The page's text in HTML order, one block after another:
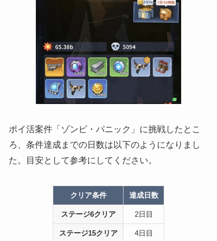
ポイ活案件「ゾンビ・パニック」に挑戦したとこ
ろ、条件達成までの日数は以下のようになりまし
た。目安として参考にしてください。
クリア条件 達成日数
ステージ6クリア 2日目
ステージ15クリア 4日目